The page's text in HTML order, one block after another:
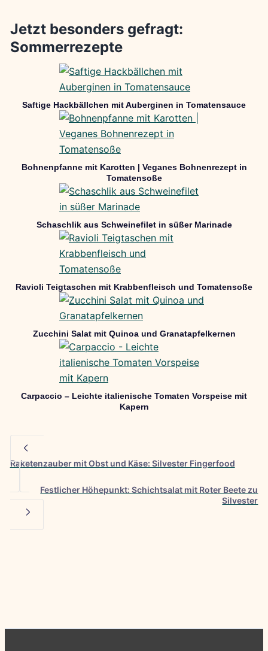
Jetzt besonders gefragt:
Sommerrezepte
Saftige Hackbällchen mit Auberginen in Tomatensauce
Bohnenpfanne mit Karotten | Veganes Bohnenrezept in
Tomatensoße
Schaschlik aus Schweinefilet in süßer Marinade
Ravioli Teigtaschen mit Krabbenfleisch und Tomatensoße
Zucchini Salat mit Quinoa und Granatapfelkernen
Carpaccio – Leichte italienische Tomaten Vorspeise mit
Kapern
Raketenzauber mit Obst und Käse: Silvester Fingerfood
Festlicher Höhepunkt: Schichtsalat mit Roter Beete zu
Silvester